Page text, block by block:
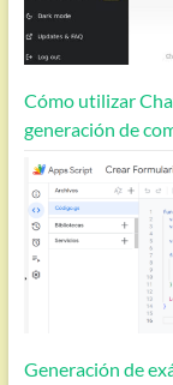
Cómo utilizar
generación de
Generación de